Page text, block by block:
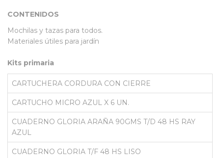
CONTENIDOS
Mochilas y tazas para todos.
Materiales útiles para jardín
Kits primaria
CARTUCHERA CORDURA CON CIERRE
CARTUCHO MICRO AZUL X 6 UN.
CUADERNO GLORIA ARAÑA 90GMS T/D 48 HS RAY
AZUL
CUADERNO GLORIA T/F 48 HS LISO